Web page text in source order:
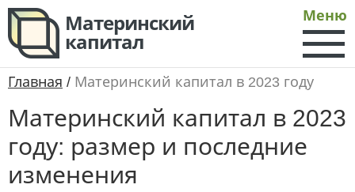
Материнский
капитал
Меню
Главная / Материнский капитал в 2023 году
Материнский капитал в 2023
году: размер и последние
изменения